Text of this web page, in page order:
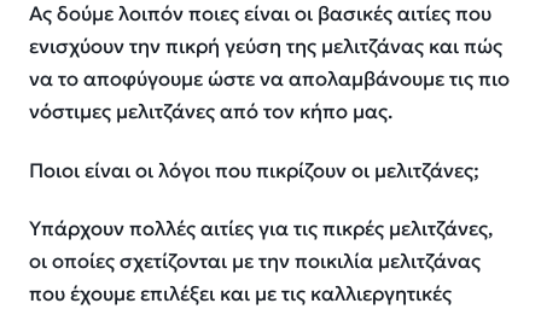
Ας δούμε λοιπόν ποιες είναι οι βασικές αιτίες που
ενισχύουν την πικρή γεύση της μελιτζάνας και πώς
να το αποφύγουμε ώστε να απολαμβάνουμε τις πιο
νόστιμες μελιτζάνες από τον κήπο μας.
Ποιοι είναι οι λόγοι που πικρίζουν οι μελιτζάνες;
Υπάρχουν πολλές αιτίες για τις πικρές μελιτζάνες,
οι οποίες σχετίζονται με την ποικιλία μελιτζάνας
που έχουμε επιλέξει και με τις καλλιεργητικές